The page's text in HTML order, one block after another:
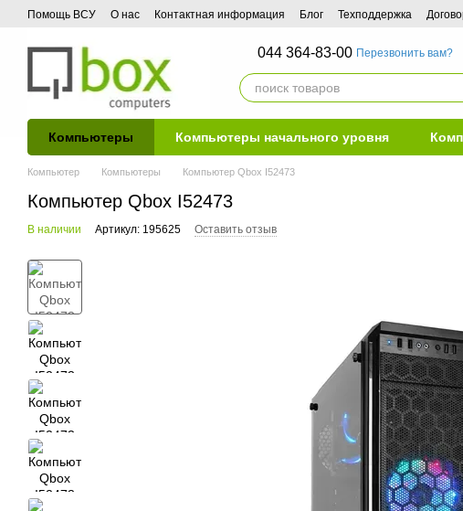
Перейти к основному контенту
Помощь ВСУ О нас Контактная информация Блог Техподдержка
044 364-83-00 Перезвонить вам?
Компьютеры Компьютеры начального уровня
Компьютер Компьютеры Компьютер Qbox I52473
Компьютер Qbox I52473
В наличии Артикул: 195625 Оставить отзыв